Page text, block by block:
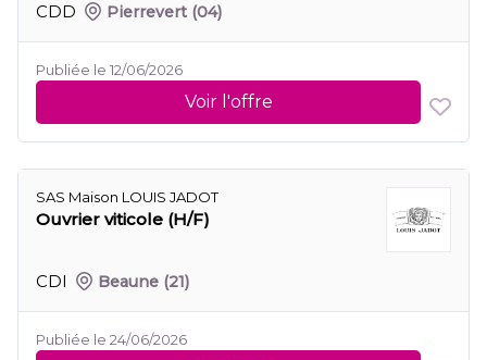
CDD
Pierrevert (04)
Publiée le 12/06/2026
Voir l'offre
SAS Maison LOUIS JADOT
Ouvrier viticole (H/F)
CDI Beaune (21)
Publiée le 24/06/2026